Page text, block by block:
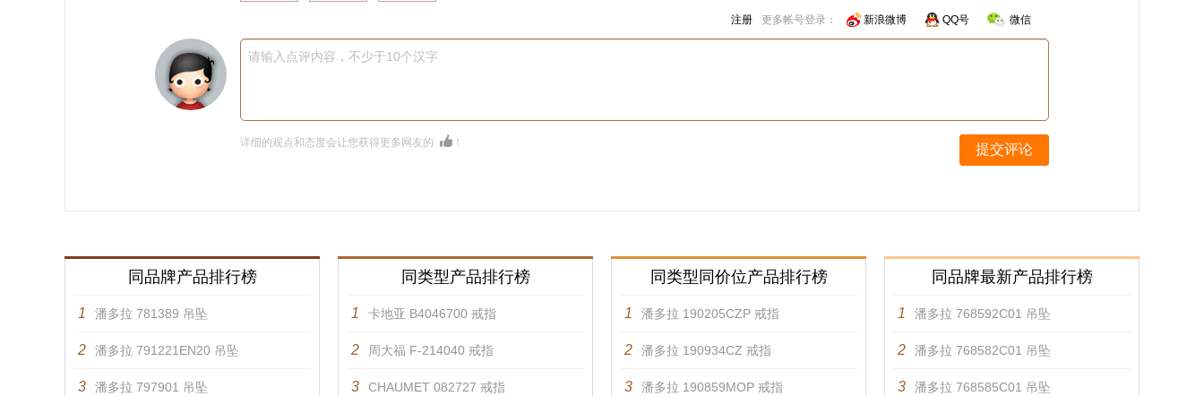
注册 更多帐号登录： 新浪微博 QQ号 微信
请输入点评内容，不少于10个汉字
详细的观点和态度会让您获得更多网友的 ！ 提交评论
同品牌产品排行榜
1 潘多拉 781389 吊坠
2 潘多拉 791221EN20 吊坠
3 潘多拉 797901 吊坠
同类型产品排行榜
1 卡地亚 B4046700 戒指
2 周大福 F-214040 戒指
3 CHAUMET 082727 戒指
同类型同价位产品排行榜
1 潘多拉 190205CZP 戒指
2 潘多拉 190934CZ 戒指
3 潘多拉 190859MOP 戒指
同品牌最新产品排行榜
1 潘多拉 768592C01 吊坠
2 潘多拉 768582C01 吊坠
3 潘多拉 768585C01 吊坠